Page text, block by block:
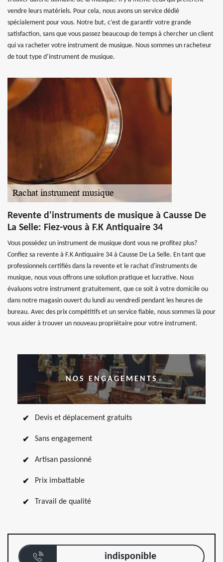
vendre leurs matériels. Pour cela, nous avons un service dédié
spécialement pour vous. Notre but, c’est de garantir votre grande
satisfaction, sans que vous passez beaucoup de temps à chercher un client
qui va racheter votre instrument de musique. Nous sommes un racheteur
de tout type d’instrument de musique.
Revente d'instruments de musique à Causse De
La Selle: Fiez-vous à F.K Antiquaire 34
Vous possédez un instrument de musique dont vous ne profitez plus?
Confiez sa revente à F.K Antiquaire 34 à Causse De La Selle. En tant que
professionnels certifiés dans la revente et le rachat d'instruments de
musique, nous vous offrons une solution pratique et lucrative. Nous
évaluons votre instrument gratuitement, que ce soit à votre domicile ou
dans notre magasin ouvert du lundi au vendredi pendant les heures de
bureau. Avec des prix compétitifs et un service fiable, nous sommes là pour
vous aider à trouver un nouveau propriétaire pour votre instrument.
NOS ENGAGEMENTS
Devis et déplacement gratuits
Sans engagement
Artisan passionné
Prix imbattable
Travail de qualité
indisponible